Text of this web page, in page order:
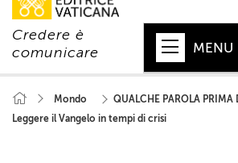
Credere è
comunicare
MENU
PAPA
Mondo
QUALCHE PAROLA PRIMA
Leggere il Vangelo in tempi di crisi